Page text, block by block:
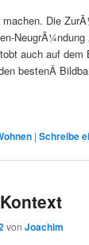
Die
NeugrÃ¼ndung
auch auf dem
bestenÂ
|Schreibe
vonJoachim